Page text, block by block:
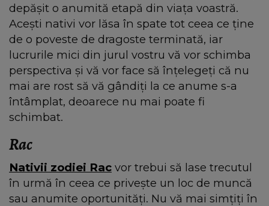
depășit o anumită etapă din viața voastră.
Acești nativi vor lăsa în spate tot ceea ce ține
de o poveste de dragoste terminată, iar
lucrurile mici din jurul vostru vă vor schimba
perspectiva și vă vor face să înțelegeți că nu
mai are rost să vă gândiți la ce anume s-a
întâmplat, deoarece nu mai poate fi
schimbat.
Rac
Nativii zodiei Rac vor trebui să lase trecutul
în urmă în ceea ce privește un loc de muncă
sau anumite oportunități. Nu vă mai simțiți în